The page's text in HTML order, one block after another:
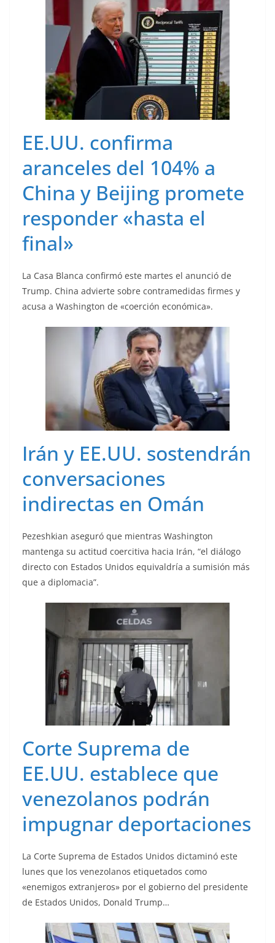
EE.UU. confirma
aranceles del 104% a
China y Beijing promete
responder «hasta el
final»
La Casa Blanca confirmó este martes el anunció de
Trump. China advierte sobre contramedidas firmes y
acusa a Washington de «coerción económica».
Irán y EE.UU. sostendrán
conversaciones
indirectas en Omán
Pezeshkian aseguró que mientras Washington
mantenga su actitud coercitiva hacia Irán, “el diálogo
directo con Estados Unidos equivaldría a sumisión más
que a diplomacia”.
Corte Suprema de
EE.UU. establece que
venezolanos podrán
impugnar deportaciones
La Corte Suprema de Estados Unidos dictaminó este
lunes que los venezolanos etiquetados como
«enemigos extranjeros» por el gobierno del presidente
de Estados Unidos, Donald Trump…